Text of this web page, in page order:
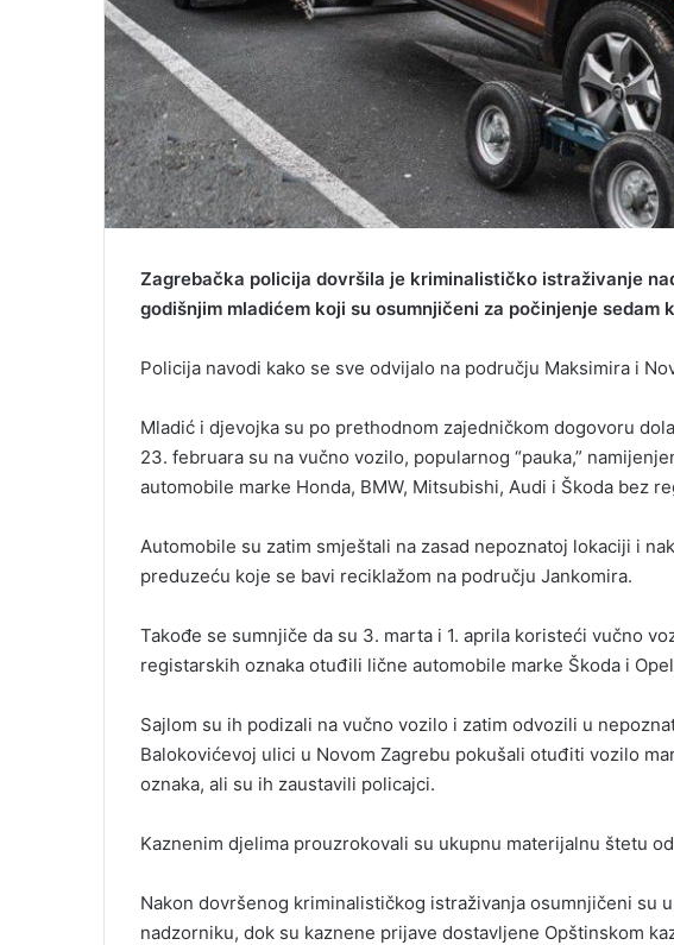
Zagrebačka policija dovršila je kriminalističko istraživanje
godišnjim mladićem koji su osumnjičeni za počinjenje sedam
Policija navodi kako se sve odvijalo na području Maksimira i
Mladić i d‌jevojka su po prethodnom zajedničkom dogovoru
23. februara su na vučno vozilo, popularnog “pauka,”
automobile marke Honda, BMW, Mitsubishi, Audi i Škoda bez
Automobile su zatim smještali na zasad nepoznatoj lokaciji i
preduzeću koje se bavi reciklažom na području Jankomira.
Takođe se sumnjiče da su 3. marta i 1. aprila koristeći vučno
registarskih oznaka otuđili lične automobile marke Škoda i
Sajlom su ih podizali na vučno vozilo i zatim odvozili u
Balokovićevoj ulici u Novom Zagrebu pokušali otuđiti vozilo
oznaka, ali su ih zaustavili policajci.
Kaznenim d‌jelima prouzrokovali su ukupnu materijalnu štetu
Nakon dovršenog kriminalističkog istraživanja osumnjičeni su
nadzorniku, dok su kaznene prijave dostavljene Opštinskom